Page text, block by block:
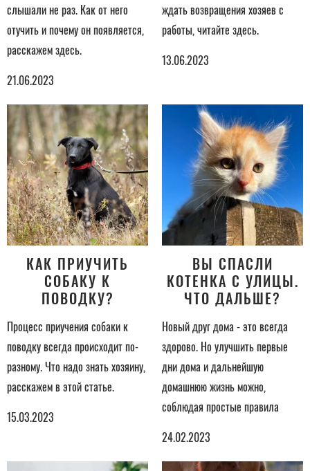
слышали не раз. Как от него
отучить и почему он появляется,
расскажем здесь.
21.06.2023
ждать возвращения хозяев с
работы, читайте здесь.
13.06.2023
КАК ПРИУЧИТЬ
СОБАКУ К
ПОВОДКУ?
Процесс приучения собаки к
поводку всегда происходит по-
разному. Что надо знать хозяину,
расскажем в этой статье.
15.03.2023
ВЫ СПАСЛИ
КОТЕНКА С УЛИЦЫ.
ЧТО ДАЛЬШЕ?
Новый друг дома - это всегда
здорово. Но улучшить первые
дни дома и дальнейшую
домашнюю жизнь можно,
соблюдая простые правила
24.02.2023